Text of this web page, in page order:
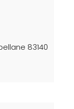
83140